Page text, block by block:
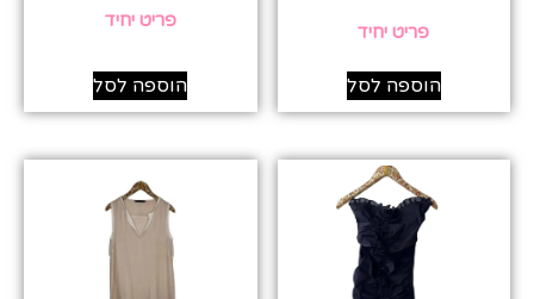
פריט יחיד
הוספה לסל
פריט יחיד
הוספה לסל